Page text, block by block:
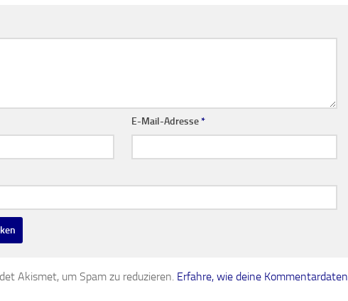
E-Mail-Adresse*
Akismet, um Spam zu reduzieren. Erfahre, wie deine Kommentardaten